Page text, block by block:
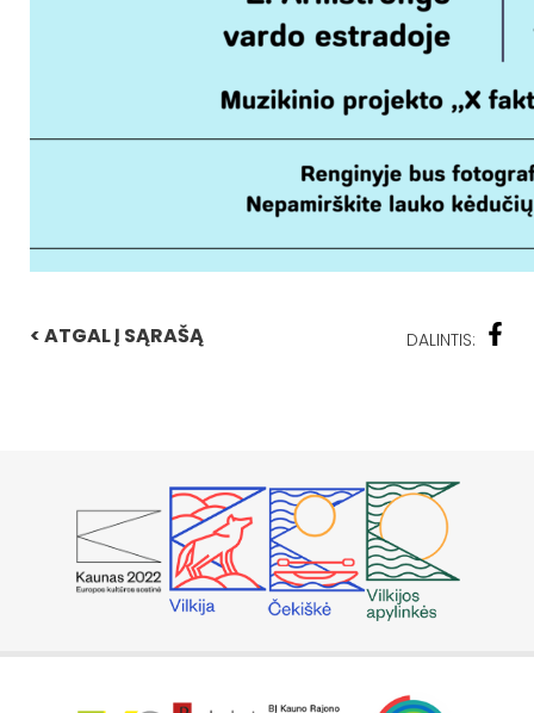
< ATGAL Į SĄRAŠĄ DALINTIS: